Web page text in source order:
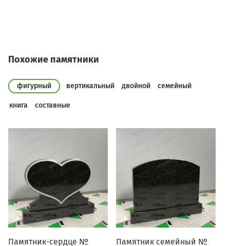
Похожие памятники
фигурный вертикальный двойной семейный
книга составные
Памятник-сердце №
Памятник семейный №